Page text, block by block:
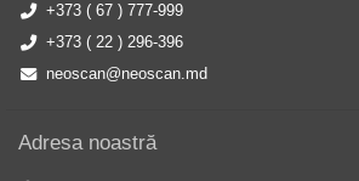
+373 ( 67 ) 777-999
+373 ( 22 ) 296-396
neoscan@neoscan.md
Adresa noastră